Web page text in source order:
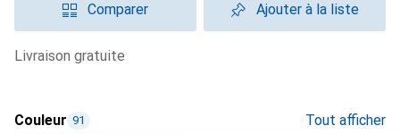
Comparer Ajouter à la liste
livraison gratuite
Couleur 91 Tout afficher